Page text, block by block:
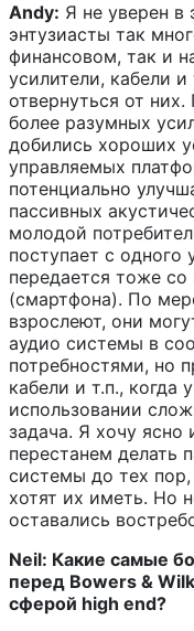
Andy: Я не уверен
энтузиасты так
финансовом, так и
усилители, кабели
отвернуться от
более разумных
добились хороших
управляемых
потенциально
пассивных
молодой
поступает с одного
передается тоже со
(смартфона). По
взрослеют, они
аудио системы в
потребностями, но
кабели и т.п., когда
использовании
задача. Я хочу
перестанем делать
системы до тех
хотят их иметь. Но
оставались
Neil: Какие самые
перед Bowers &
сферой high end?